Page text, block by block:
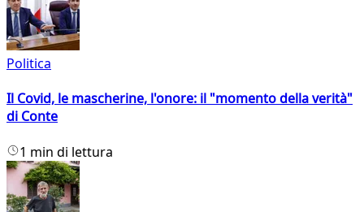
Politica
Il Covid, le mascherine, l'onore: il "momento della verità"
di Conte
1 min di lettura